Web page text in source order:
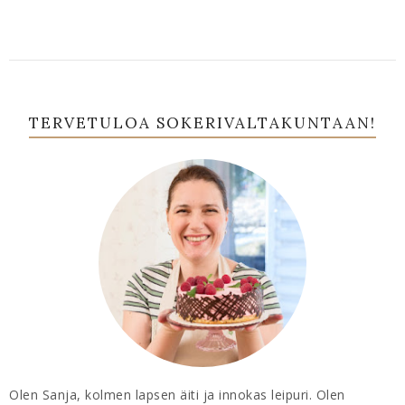
TERVETULOA SOKERIVALTAKUNTAAN!
Olen Sanja, kolmen lapsen äiti ja innokas leipuri. Olen